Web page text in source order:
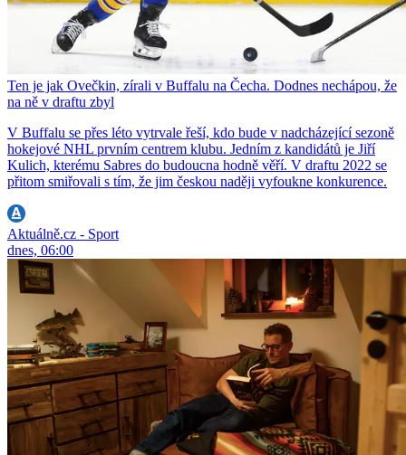
Ten je jak Ovečkin, zírali v Buffalu na Čecha. Dodnes nechápou, že
na ně v draftu zbyl
V Buffalu se přes léto vytrvale řeší, kdo bude v nadcházející sezoně
hokejové NHL prvním centrem klubu. Jedním z kandidátů je Jiří
Kulich, kterému Sabres do budoucna hodně věří. V draftu 2022 se
přitom smiřovali s tím, že jim českou naději vyfoukne konkurence.
Aktuálně.cz - Sport
dnes, 06:00